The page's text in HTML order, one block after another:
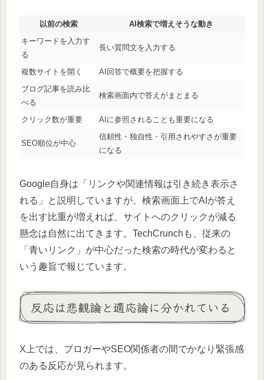
以前の検索
AI検索で増えそうな動き
キーワードを入力す
る
長い質問文を入力する
複数サイトを開く
AI回答で概要を把握する
ブログ記事を読み比
べる
検索画面内で答えがまとまる
クリック数が重要 AIに参照されることも重要になる
SEO順位が中心
信頼性・独自性・引用されやすさが重要
になる
Google自身は「リンクや関連情報は引き続き表示さ
れる」と説明していますが、検索画面上でAIが答え
を出す比重が増えれば、サイトへのクリックが減る
懸念は自然に出てきます。TechCrunchも、従来の
「青いリンク」が中心だった検索の時代が変わると
いう趣旨で報じています。
反応は悲観論と適応論に分かれている
X上では、ブロガーやSEO関係者の間でかなり緊張感
のある反応が見られます。